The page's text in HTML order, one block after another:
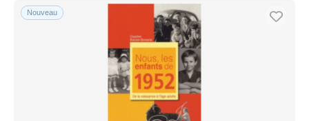
Nouveau